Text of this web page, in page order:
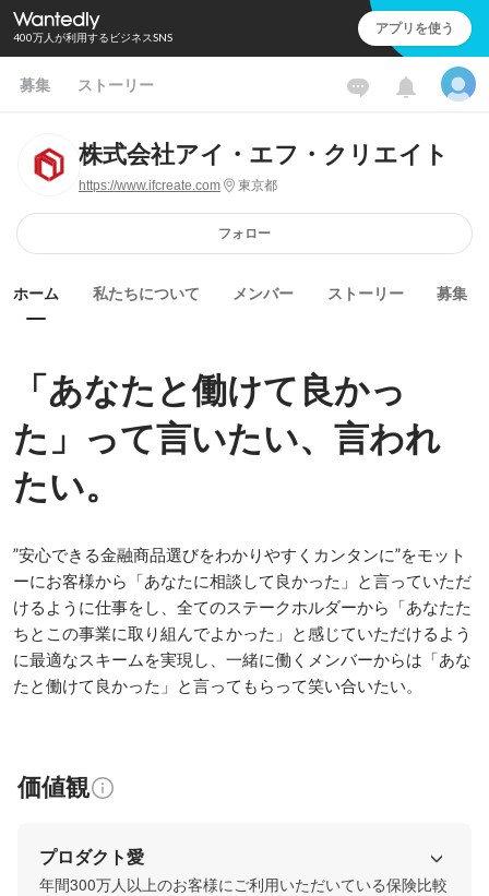
400万人が利用するビジネスSNS アプリを使う
募集 ストーリー
株式会社アイ・エフ・クリエイト
https://www.ifcreate.com 東京都
フォロー
ホーム 私たちについて メンバー ストーリー 募集
「あなたと働けて良かっ
た」って言いたい、言われ
たい。
”安心できる金融商品選びをわかりやすくカンタンに”をモット
ーにお客様から「あなたに相談して良かった」と言っていただ
けるように仕事をし、全てのステークホルダーから「あなたた
ちとこの事業に取り組んでよかった」と感じていただけるよう
に最適なスキームを実現し、一緒に働くメンバーからは「あな
たと働けて良かった」と言ってもらって笑い合いたい。
価値観
プロダクト愛
年間300万人以上のお客様にご利用いただいている保険比較